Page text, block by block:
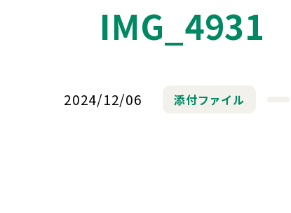
IMG_4931
2024/12/06 添付ファイル